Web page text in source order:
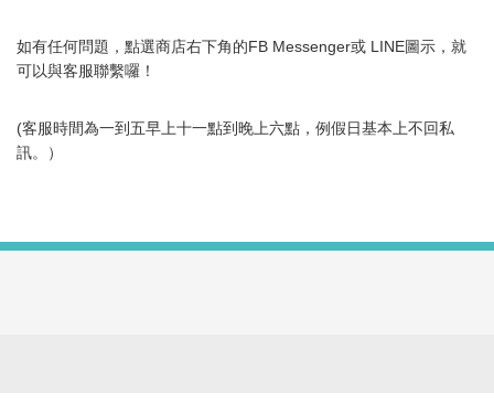
如有任何問題，點選商店右下角的FB Messenger或 LINE圖示，就
可以與客服聯繫囉！
(客服時間為一到五早上十一點到晚上六點，例假日基本上不回私
訊。）